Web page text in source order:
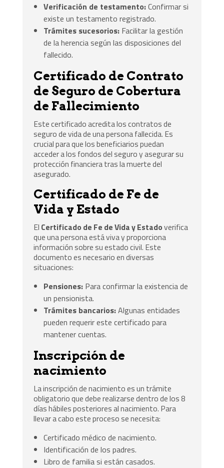
Verificación de testamento:Confirmar si
existe un testamento registrado.
Trámites sucesorios: Facilitar la gestión
de la herencia según las disposiciones del
fallecido.
Certificado de Contrato
de Seguro de Cobertura
de Fallecimiento
Este certificado acredita los contratos de
seguro de vida de una persona fallecida. Es
crucial para que los beneficiarios puedan
acceder a los fondos del seguro y asegurar su
protección financiera tras la muerte del
asegurado.
Certificado de Fe de
Vida y Estado
El Certificado de Fe de Vida y Estadoverifica
que una persona está viva y proporciona
información sobre su estado civil. Este
documento es necesario en diversas
situaciones:
Pensiones: Para confirmar la existencia de
un pensionista.
Trámites bancarios:Algunas entidades
pueden requerir este certificado para
mantener cuentas.
Inscripción de
nacimiento
La inscripción de nacimiento es un trámite
obligatorio que debe realizarse dentro de los 8
días hábiles posteriores al nacimiento. Para
llevar a cabo este proceso se necesita:
Certificado médico de nacimiento.
Identificación de los padres.
Libro de familia si están casados.